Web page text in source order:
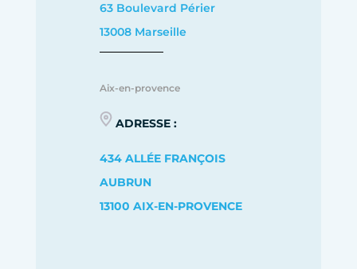
63 Boulevard Périer
13008 Marseille
Aix-en-provence
ADRESSE :
434 ALLÉE FRANÇOIS
AUBRUN
13100 AIX-EN-PROVENCE